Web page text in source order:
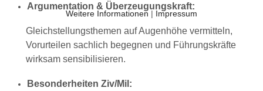
Argumentation & Überzeugungskraft:
Gleichstellungsthemen auf Augenhöhe vermitteln,
Vorurteilen sachlich begegnen und Führungskräfte
wirksam sensibilisieren.
Besonderheiten Ziv/Mil:
Weitere Informationen | Impressum